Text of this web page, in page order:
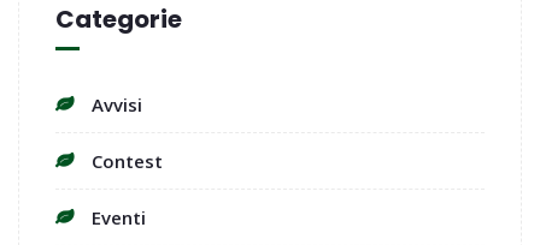
Categorie
Avvisi
Contest
Eventi